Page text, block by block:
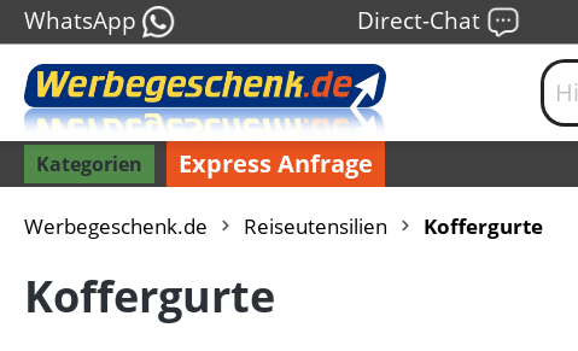
WhatsApp Direct-Chat
Kategorien Express Anfrage
Werbegeschenk.de Reiseutensilien Koffergurte
Koffergurte